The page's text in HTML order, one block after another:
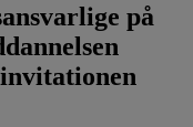
på
invitationen